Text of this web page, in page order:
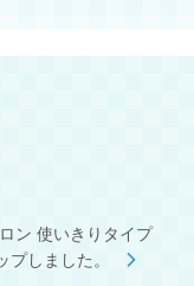
ン 使いきりタイプ
しました。